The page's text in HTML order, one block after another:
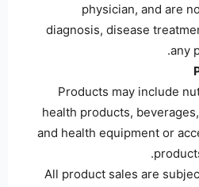
physician, and are
diagnosis, disease
any
• Products may include
health products,
and health equipment or
• All product sales are